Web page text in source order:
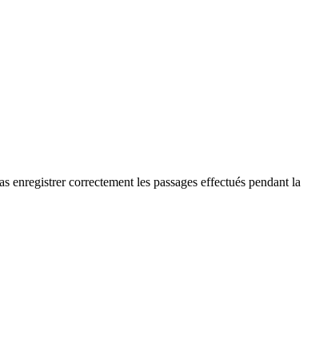
correctement les passages effectués pendant la